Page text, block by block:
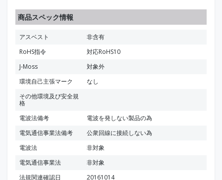
商品スペック情報
アスベスト
非含有
RoHS指令
対応RoHS10
J-Moss
対象外
環境自己主張マーク
なし
その他環境及び安全規
格
電波法備考
電波を発しない製品の為
電気通信事業法備考
公衆回線に接続しない為
電波法
非対象
電気通信事業法
非対象
法規関連確認日
20161014